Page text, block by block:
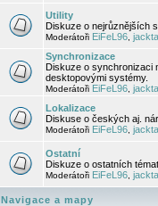
Utility
Diskuze o nejrůznějších
Moderátoři EiFeL96
Synchronizace
Diskuze o synchronizaci
desktopovými systémy.
Moderátoři EiFeL96
Lokalizace
Diskuse o českých aj.
Moderátoři EiFeL96
Ostatní
Diskuze o ostatních
Moderátoři EiFeL96
Navigace a mapy